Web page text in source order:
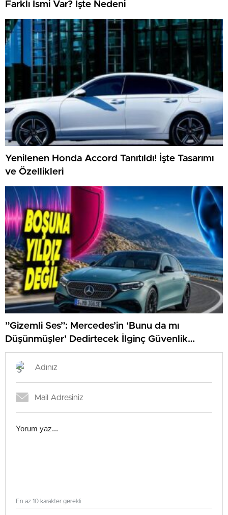
Farklı İsmi Var? İşte Nedeni
Yenilenen Honda Accord Tanıtıldı! İşte Tasarımı
ve Özellikleri
”Gizemli Ses”: Mercedes’in ‘Bunu da mı
Düşünmüşler’ Dedirtecek İlginç Güvenlik
Özelliği
En az 10 karakter gerekli